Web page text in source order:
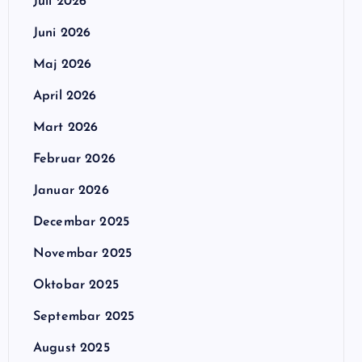
Juni 2026
Maj 2026
April 2026
Mart 2026
Februar 2026
Januar 2026
Decembar 2025
Novembar 2025
Oktobar 2025
Septembar 2025
August 2025